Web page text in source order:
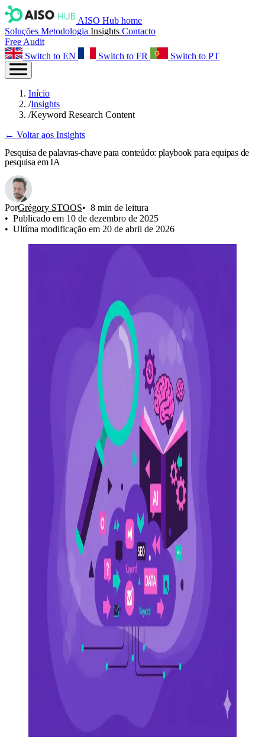
AISO Hub home
Soluções Metodologia Insights Contacto
Free Audit
Switch to EN
Switch to FR Switch to PT
Início
/Insights
/Keyword Research Content
← Voltar aos Insights
Pesquisa de palavras‑chave para conteúdo: playbook para equipas de
pesquisa em IA
PorGrégory STOOS
8 min de leitura
Publicado em 10 de dezembro de 2025
Ultíma modificação em 20 de abril de 2026